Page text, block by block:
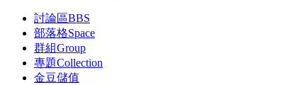
討論區BBS
部落格Space
群組Group
專題Collection
金豆儲值